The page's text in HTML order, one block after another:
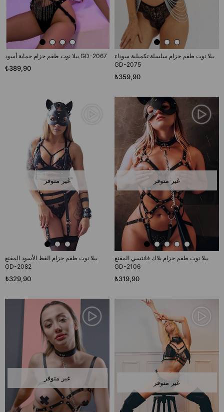
بيلا نوت طقم حزام حماية أسود GD-2067
₺389,90
بيلا نوت طقم حزام سلسلة تكميلية سوداء
GD-2075
₺359,90
غير متوفر
بيلا نوت طقم حزام القط الأسود المقنع
GD-2082
₺329,90
غير متوفر
بيلا نوت طقم حزام بلاك فانتسي المقنع
GD-2106
₺319,90
غير متوفر
غير متوفر